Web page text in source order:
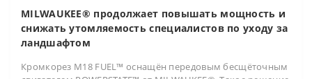
MILWAUKEE® продолжает повышать мощность и
снижать утомляемость специалистов по уходу за
ландшафтом
Кромкорез M18 FUEL™ оснащён передовым бесщёточным